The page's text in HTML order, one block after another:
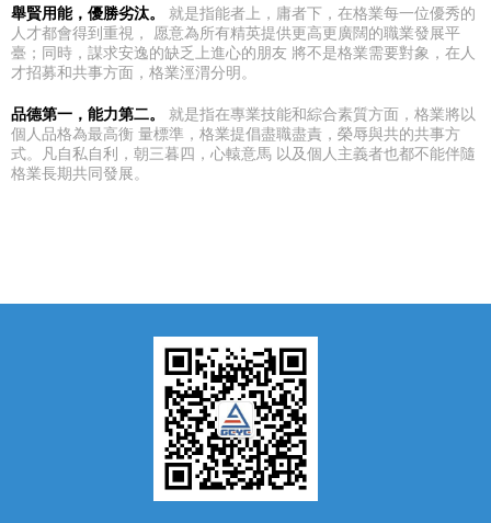
舉賢用能，優勝劣汰。
就是指能者上，庸者下，在格業每一位優秀的
人才都會得到重視， 愿意為所有精英提供更高更廣闊的職業發展平
臺；同時，謀求安逸的缺乏上進心的朋友 將不是格業需要對象，在人
才招募和共事方面，格業涇渭分明。
品德第一，能力第二。
就是指在專業技能和綜合素質方面，格業將以
個人品格為最高衡 量標準，格業提倡盡職盡責，榮辱與共的共事方
式。凡自私自利，朝三暮四，心轅意馬 以及個人主義者也都不能伴隨
格業長期共同發展。